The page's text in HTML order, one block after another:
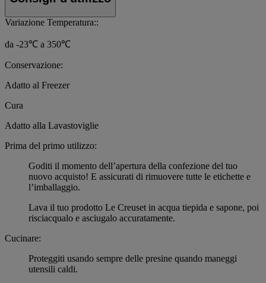
Variazione Temperatura::
da -23℃ a 350℃
Conservazione:
Adatto al Freezer
Cura
Adatto alla Lavastoviglie
Prima del primo utilizzo:
Goditi il momento dell’apertura della confezione del tuo
nuovo acquisto! E assicurati di rimuovere tutte le etichette e
l’imballaggio.
Lava il tuo prodotto Le Creuset in acqua tiepida e sapone, poi
risciacqualo e asciugalo accuratamente.
Cucinare:
Proteggiti usando sempre delle presine quando maneggi
utensili caldi.